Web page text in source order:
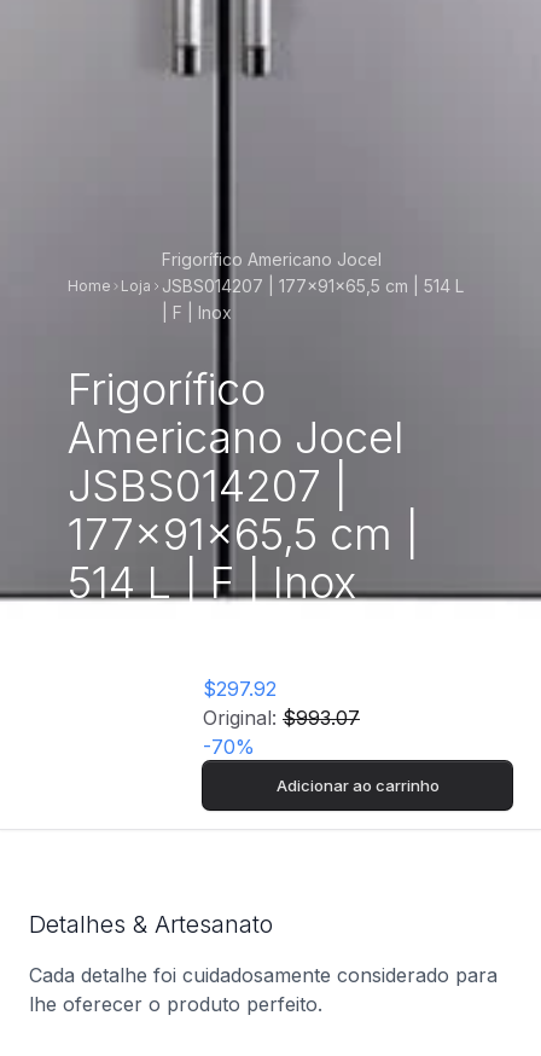
Home Loja
Frigorífico Americano Jocel
JSBS014207 | 177x91x65,5 cm | 514 L
| F | Inox
Frigorífico
Americano Jocel
JSBS014207 |
177x91x65,5 cm |
514 L | F | Inox
$297.92
Original: $993.07
-70%
Adicionar ao carrinho
Detalhes & Artesanato
Cada detalhe foi cuidadosamente considerado para
lhe oferecer o produto perfeito.